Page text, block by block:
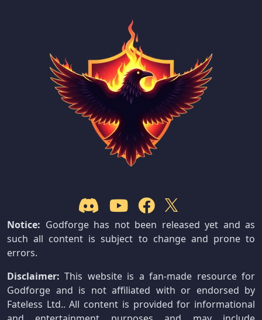
Notice: Godforge has not been released yet and as
such all content is subject to change and prone to
errors.
Disclaimer: This website is a fan-made resource for
Godforge and is not affiliated with or endorsed by
Fateless Ltd.. All content is provided for informational